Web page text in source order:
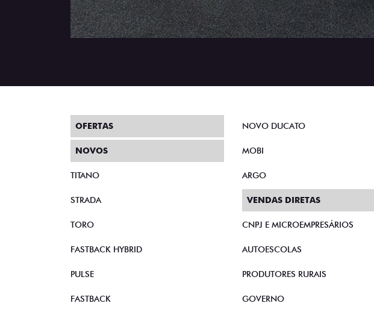
OFERTAS
NOVOS
TITANO
STRADA
TORO
FASTBACK HYBRID
PULSE
FASTBACK
NOVO DUCATO
MOBI
ARGO
VENDAS DIRETAS
CNPJ E MICROEMPRESÁRIOS
AUTOESCOLAS
PRODUTORES RURAIS
GOVERNO